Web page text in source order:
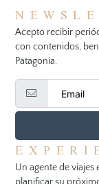
Acepto recibir
con contenidos,
Patagonia.
Un agente de
planificar su